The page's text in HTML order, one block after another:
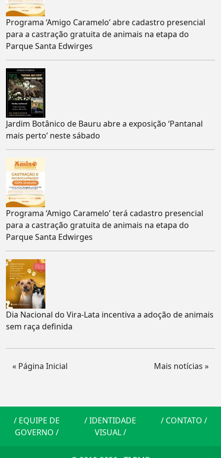
Programa ‘Amigo Caramelo’ abre cadastro presencial
para a castração gratuita de animais na etapa do
Parque Santa Edwirges
Jardim Botânico de Bauru abre a exposição ‘Pantanal
mais perto’ neste sábado
Programa ‘Amigo Caramelo’ terá cadastro presencial
para a castração gratuita de animais na etapa do
Parque Santa Edwirges
Dia Nacional do Vira-Lata incentiva a adoção de animais
sem raça definida
« Página Inicial Mais notícias »
/ EQUIPE DE
GOVERNO /
/IDENTIDADE
VISUAL/
/ CONTATO /